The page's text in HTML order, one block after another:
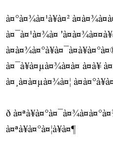
à¤°à¤¾à¤¹à¥à¤²
à¤¯à¤¹à¤¾à¤
à¤¯à¥à¤µà¤¾à¤à¤ à¤à¥
à¤¸à¤à¤µà¤¾à¤¦
ð
à¤ªà¥à¤°à¤¦à¥à¤¶